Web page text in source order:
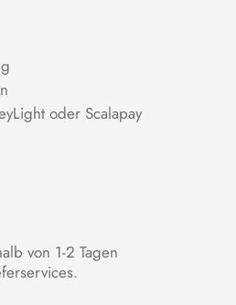
oder Scalapay
von 1-2 Tagen